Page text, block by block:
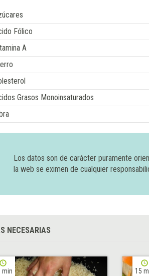
Fólico
A
Grasos Monoinsaturados
Los datos son de carácter puramente
la web se eximen de cualquier
NECESARIAS
min 15